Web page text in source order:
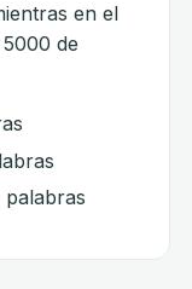
en el
de